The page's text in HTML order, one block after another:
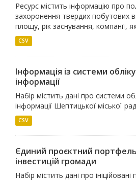
Ресурс містить інформацію про
захоронення твердих побутових
площу, рік заснування, компанії,
CSV
Інформація із системи
інформації
Набір містить дані про системи
інформації Шептицької міської
CSV
Єдиний проєктний
інвестицій громади
Набір містить дані про